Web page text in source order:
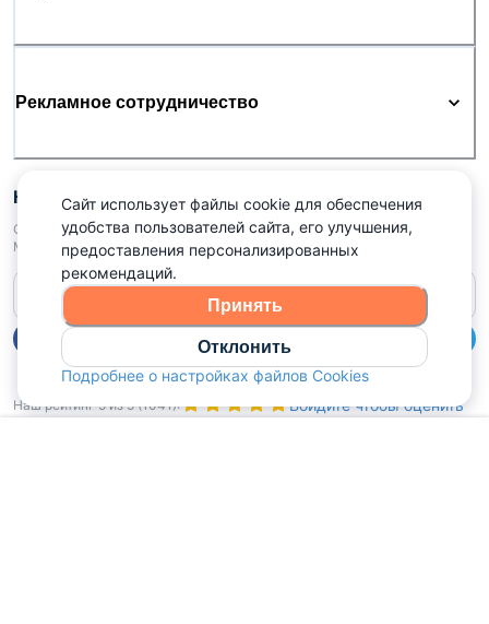
Рекламное сотрудничество
Контакты
ООО «Аниксмедиа» УНП 191299645, Юридический адрес: 220053, г.
Минск, Старовиленский тракт 87, офис 303
Справочный центр
Наш рейтинг5из5(1041): Войдите чтобы оценить
Сайт использует файлы cookie для обеспечения
удобства пользователей сайта, его улучшения,
предоставления персонализированных
рекомендаций.
Принять
Отклонить
Подробнее о настройках файлов Cookies